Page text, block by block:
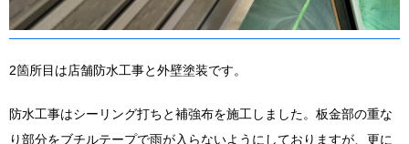
2箇所目は店舗防水工事と外壁塗装です。
防水工事はシーリング打ちと補強布を施工しました。板金部の重な
り部分をブチルテープで雨が入らないようにしておりますが、更に